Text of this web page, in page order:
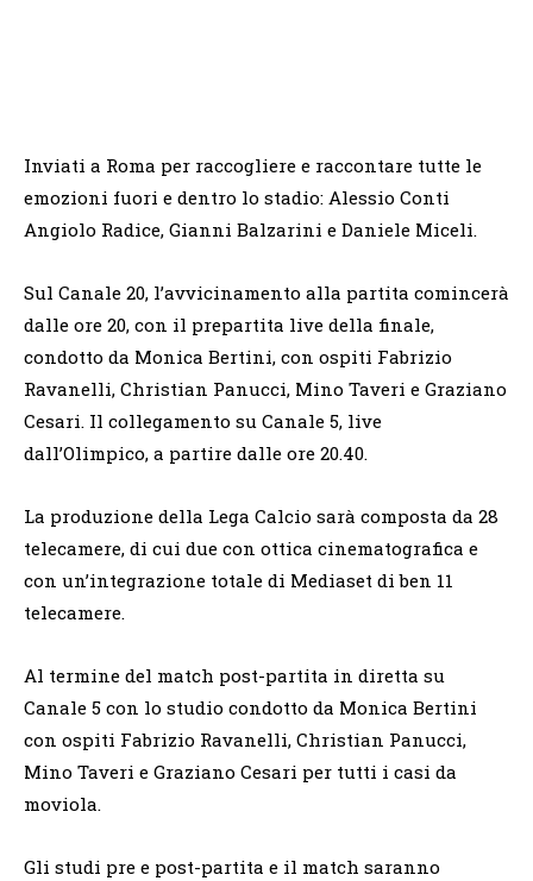
Inviati a Roma per raccogliere e raccontare tutte le
emozioni fuori e dentro lo stadio: Alessio Conti
Angiolo Radice, Gianni Balzarini e Daniele Miceli.
Sul Canale 20, l’avvicinamento alla partita comincerà
dalle ore 20, con il prepartita live della finale,
condotto da Monica Bertini, con ospiti Fabrizio
Ravanelli, Christian Panucci, Mino Taveri e Graziano
Cesari. Il collegamento su Canale 5, live
dall’Olimpico, a partire dalle ore 20.40.
La produzione della Lega Calcio sarà composta da 28
telecamere, di cui due con ottica cinematografica e
con un’integrazione totale di Mediaset di ben 11
telecamere.
Al termine del match post-partita in diretta su
Canale 5 con lo studio condotto da Monica Bertini
con ospiti Fabrizio Ravanelli, Christian Panucci,
Mino Taveri e Graziano Cesari per tutti i casi da
moviola.
Gli studi pre e post-partita e il match saranno